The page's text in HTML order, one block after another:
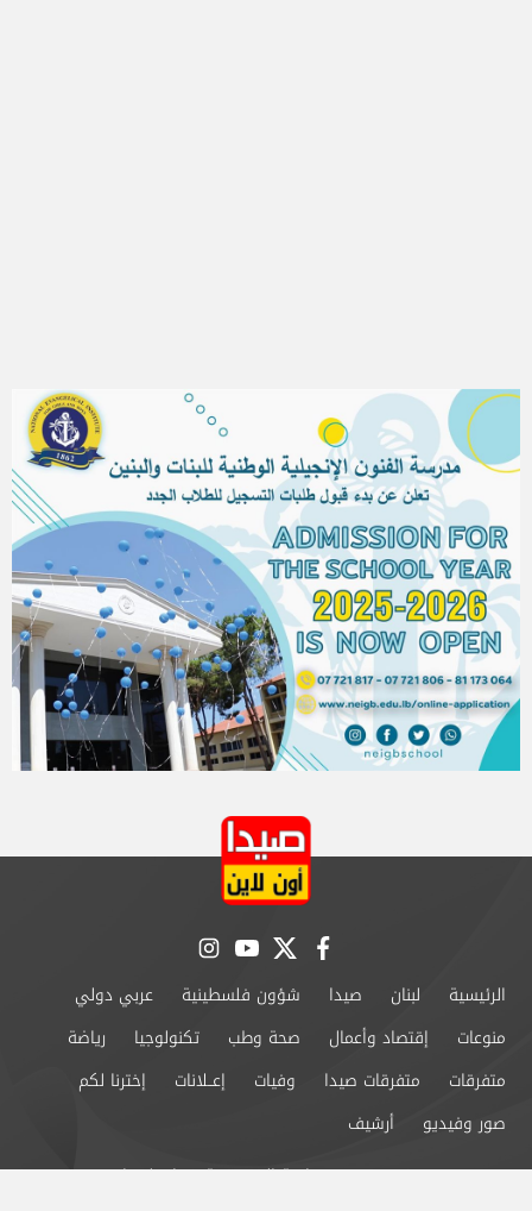
facebook
twitter
youtube
instagram
الرئيسية لبنان صيدا شؤون فلسطينية
عربي دولي
منوعات
إقتصاد وأعمال صحة وطب تكنولوجيا
رياضة
متفرقات
متفرقات صيدا وفيات إعــلانات
إخترنا لكم
صور وفيديو
أرشيف
من نحن
سياسة الخصوصية اتصل بنا